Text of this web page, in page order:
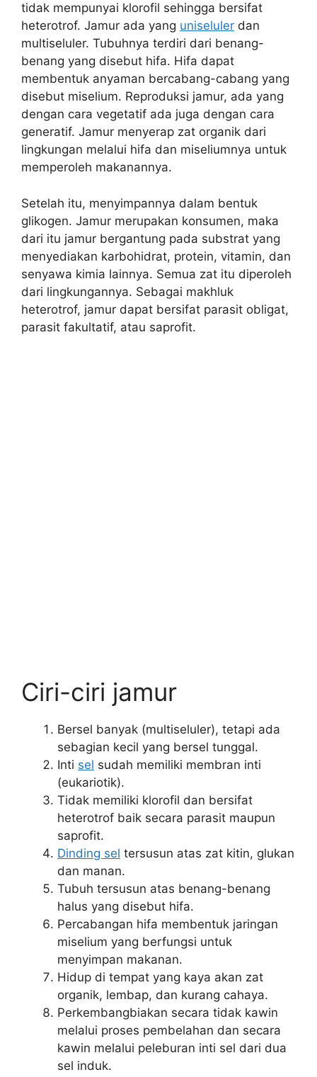
tidak mempunyai klorofil sehingga bersifat
heterotrof. Jamur ada yang uniseluler dan
multiseluler. Tubuhnya terdiri dari benang-
benang yang disebut hifa. Hifa dapat
membentuk anyaman bercabang-cabang yang
disebut miselium. Reproduksi jamur, ada yang
dengan cara vegetatif ada juga dengan cara
generatif. Jamur menyerap zat organik dari
lingkungan melalui hifa dan miseliumnya untuk
memperoleh makanannya.
Setelah itu, menyimpannya dalam bentuk
glikogen. Jamur merupakan konsumen, maka
dari itu jamur bergantung pada substrat yang
menyediakan karbohidrat, protein, vitamin, dan
senyawa kimia lainnya. Semua zat itu diperoleh
dari lingkungannya. Sebagai makhluk
heterotrof, jamur dapat bersifat parasit obligat,
parasit fakultatif, atau saprofit.
Ciri-ciri jamur
Bersel banyak (multiseluler), tetapi ada
sebagian kecil yang bersel tunggal.
Inti sel sudah memiliki membran inti
(eukariotik).
Tidak memiliki klorofil dan bersifat
heterotrof baik secara parasit maupun
saprofit.
Dinding sel tersusun atas zat kitin, glukan
dan manan.
Tubuh tersusun atas benang-benang
halus yang disebut hifa.
Percabangan hifa membentuk jaringan
miselium yang berfungsi untuk
menyimpan makanan.
Hidup di tempat yang kaya akan zat
organik, lembap, dan kurang cahaya.
Perkembangbiakan secara tidak kawin
melalui proses pembelahan dan secara
kawin melalui peleburan inti sel dari dua
sel induk.